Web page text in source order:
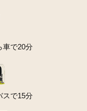
車で20分
スで15分